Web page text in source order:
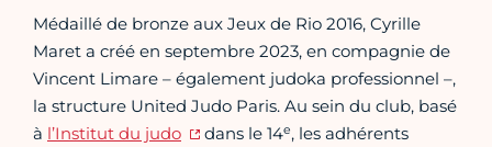
Médaillé de bronze aux Jeux de Rio 2016, Cyrille
Maret a créé en septembre 2023, en compagnie de
Vincent Limare – également judoka professionnel –,
la structure United Judo Paris. Au sein du club, basé
à l’Institut du judo dans le 14e, les adhérents